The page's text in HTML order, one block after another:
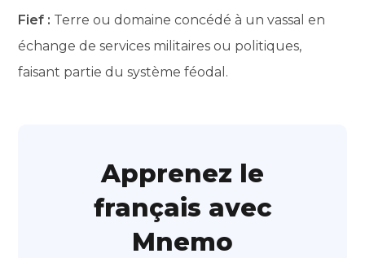
Fief : Terre ou domaine concédé à un vassal en
échange de services militaires ou politiques,
faisant partie du système féodal.
Apprenez le
français avec
Mnemo